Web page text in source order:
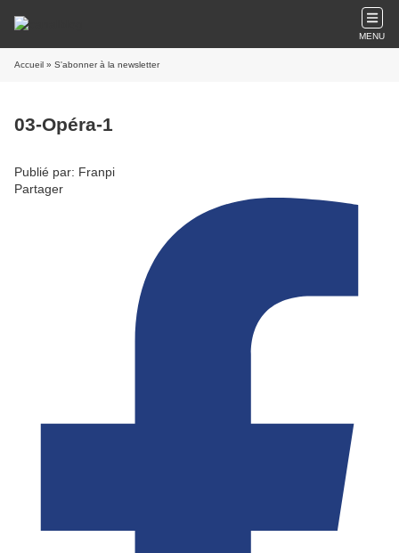
MENU
Accueil » S'abonner à la newsletter
03-Opéra-1
Publié par: Franpi
Partager